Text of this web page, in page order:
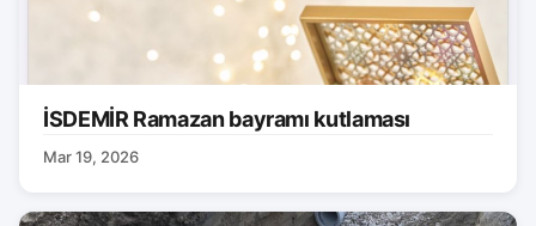
İSDEMİR Ramazan bayramı kutlaması
Mar 19, 2026